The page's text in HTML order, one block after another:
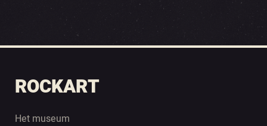
ROCKART
Het museum